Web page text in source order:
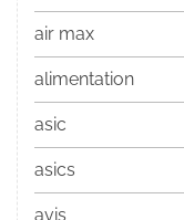
air max
alimentation
asic
asics
avis